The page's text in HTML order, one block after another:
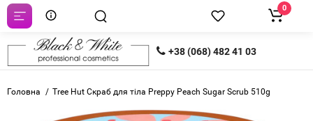
+38 (068) 482 41 03
0
Головна Tree Hut Скраб для тіла Preppy Peach Sugar Scrub 510g